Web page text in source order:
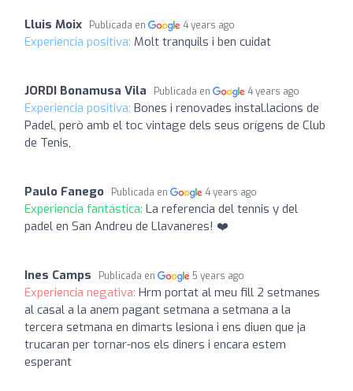
Lluis Moix Publicada en 4 years ago
Experiencia positiva: Molt tranquils i ben cuidat
JORDI Bonamusa Vila Publicada en 4 years ago
Experiencia positiva: Bones i renovades instal.lacions de
Padel, però amb el toc vintage dels seus orígens de Club
de Tenis,
Paulo Fanego Publicada en 4 years ago
Experiencia fantástica: La referencia del tennis y del
padel en San Andreu de Llavaneres! ❤️
Ines Camps Publicada en 5 years ago
Experiencia negativa: Hrm portat al meu fill 2 setmanes
al casal a la anem pagant setmana a setmana a la
tercera setmana en dimarts lesiona i ens diuen que ja
trucaran per tornar-nos els diners i encara estem
esperant